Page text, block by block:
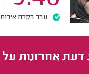
עבר בקרת
דעת אחרונות